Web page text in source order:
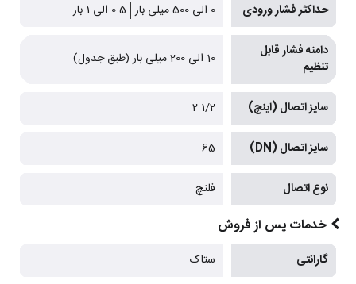
حداکثر فشار ورودی 0 الی 500 میلی بار 0.5 الی 1 بار
دامنه فشار قابل
تنظیم
10 الی 200 میلی بار (طبق جدول)
سایز اتصال (اینچ) 1/2 2
سایز اتصال (DN) 65
نوع اتصال فلنچ
خدمات پس از فروش
گارانتی ستاک